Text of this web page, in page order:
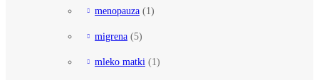
menopauza (1)
migrena (5)
mleko matki (1)